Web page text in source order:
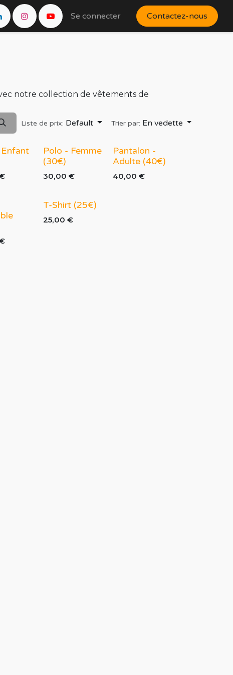
Partenaires Évènements Boutique
Se connecter Contactez-nous
notre collection de vêtements de
Liste de prix: Default Trier par: En vedette
Polo - Femme
(30€)
30,00 €
Pantalon -
Adulte (40€)
40,00 €
T-Shirt (25€)
25,00 €